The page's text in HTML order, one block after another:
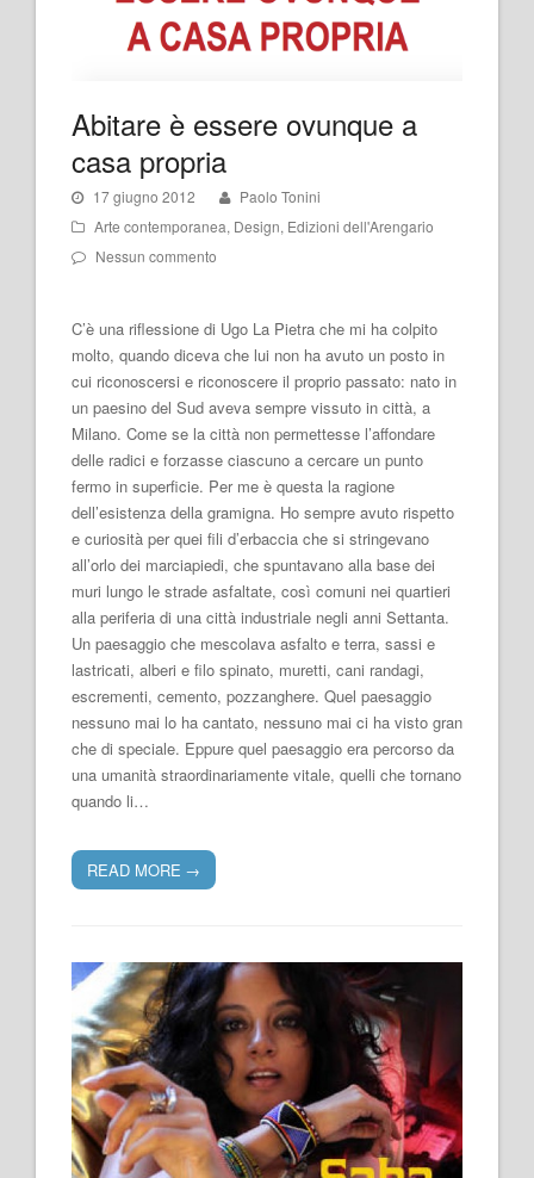
Abitare è essere ovunque a
casa propria
17 giugno 2012
Paolo Tonini
Arte contemporanea, Design, Edizioni dell'Arengario
Nessun commento
C’è una riflessione di Ugo La Pietra che mi ha colpito
molto, quando diceva che lui non ha avuto un posto in
cui riconoscersi e riconoscere il proprio passato: nato in
un paesino del Sud aveva sempre vissuto in città, a
Milano. Come se la città non permettesse l’affondare
delle radici e forzasse ciascuno a cercare un punto
fermo in superficie. Per me è questa la ragione
dell’esistenza della gramigna. Ho sempre avuto rispetto
e curiosità per quei fili d’erbaccia che si stringevano
all’orlo dei marciapiedi, che spuntavano alla base dei
muri lungo le strade asfaltate, così comuni nei quartieri
alla periferia di una città industriale negli anni Settanta.
Un paesaggio che mescolava asfalto e terra, sassi e
lastricati, alberi e filo spinato, muretti, cani randagi,
escrementi, cemento, pozzanghere. Quel paesaggio
nessuno mai lo ha cantato, nessuno mai ci ha visto gran
che di speciale. Eppure quel paesaggio era percorso da
una umanità straordinariamente vitale, quelli che tornano
quando li…
READ MORE →